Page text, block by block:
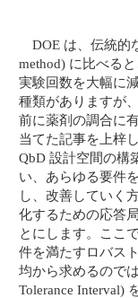
DOE は、伝統的
method) に比べる
実験回数を大幅に
種類がありますが
前に薬剤の調合に
当てた記事を上梓
QbD 設計空間の構
い、あらゆる要件
し、改善していく
化するための応答
とにします。ここ
件を満たすロバス
均から求めるので
Tolerance Interval)